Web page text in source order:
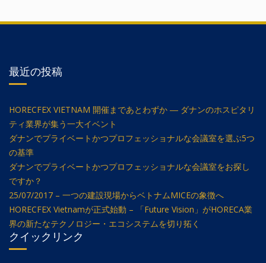
最近の投稿
HORECFEX VIETNAM 開催まであとわずか ― ダナンのホスピタリ
ティ業界が集う一大イベント
ダナンでプライベートかつプロフェッショナルな会議室を選ぶ5つ
の基準
ダナンでプライベートかつプロフェッショナルな会議室をお探し
ですか？
25/07/2017 – 一つの建設現場からベトナムMICEの象徴へ
HORECFEX Vietnamが正式始動 – 「Future Vision」がHORECA業
界の新たなテクノロジー・エコシステムを切り拓く
クイックリンク